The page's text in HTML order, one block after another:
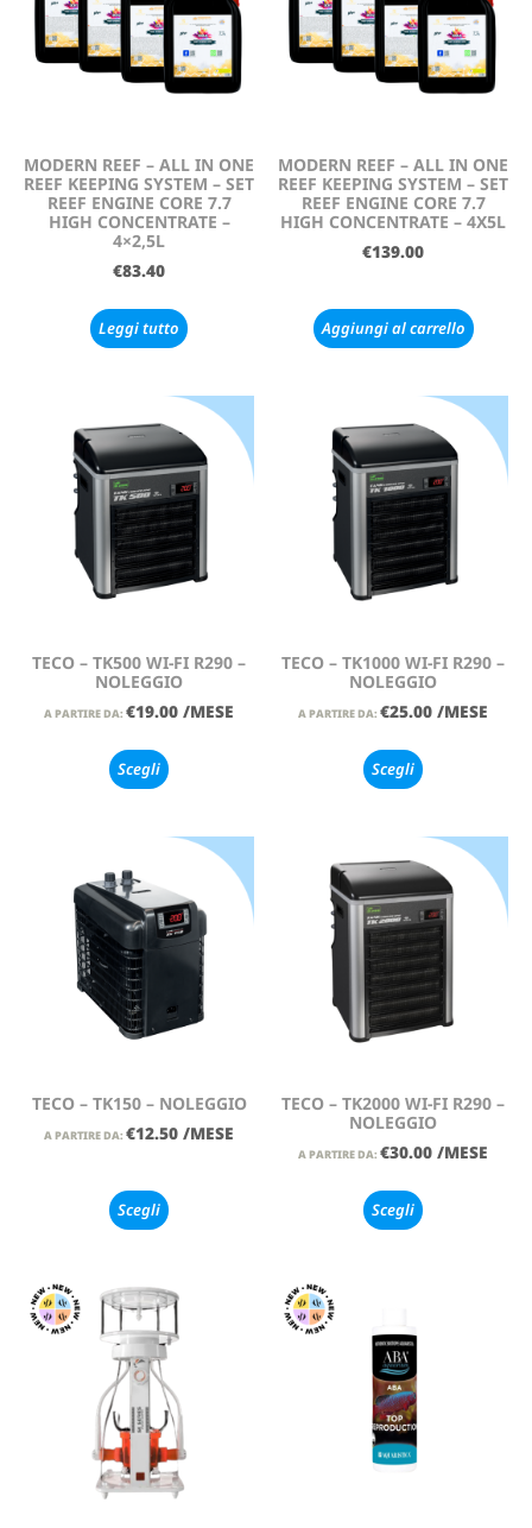
MODERN REEF – ALL IN ONE
REEF KEEPING SYSTEM – SET
REEF ENGINE CORE 7.7
HIGH CONCENTRATE –
4×2,5L
€83.40
Leggi tutto
MODERN REEF – ALL IN ONE
REEF KEEPING SYSTEM – SET
REEF ENGINE CORE 7.7
HIGH CONCENTRATE – 4X5L
€139.00
Aggiungi al carrello
TECO – TK500 WI-FI R290 –
NOLEGGIO
A PARTIRE DA: €19.00 /MESE
Scegli
TECO – TK1000 WI-FI R290 –
NOLEGGIO
A PARTIRE DA: €25.00 /MESE
Scegli
TECO – TK150 – NOLEGGIO
A PARTIRE DA: €12.50 /MESE
Scegli
TECO – TK2000 WI-FI R290 –
NOLEGGIO
A PARTIRE DA: €30.00 /MESE
Scegli